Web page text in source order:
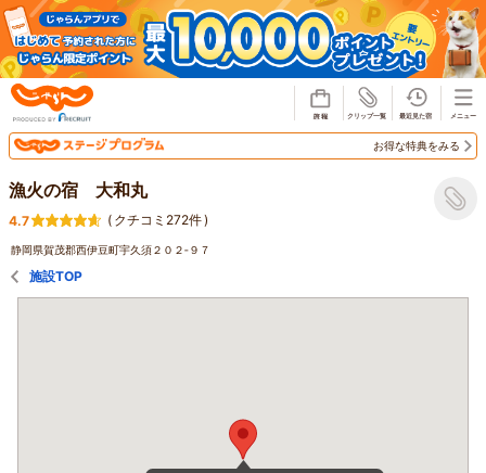
お得な特典をみる
漁火の宿 大和丸
4.7 ( クチコミ272件)
静岡県賀茂郡西伊豆町宇久須２０２‐９７
施設TOP